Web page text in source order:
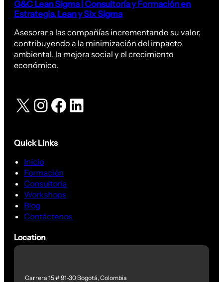
G&C Lean Sigma | Consultoría y Formación en
Estrategia, Lean y Six Sigma
Asesorar a las compañías incrementando su valor,
contribuyendo a la minimización del impacto
ambiental, la mejora social y el crecimiento
económico.
X InstagramFacebook LinkedIn
Quick Links
Inicio
Formación
Consultoría
Workshops
Blog
Contáctenos
Location
Carrera 15 # 91-30 Bogotá, Colombia